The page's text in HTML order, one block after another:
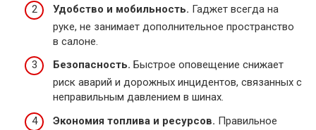
Удобство и мобильность. Гаджет всегда на
руке, не занимает дополнительное пространство
в салоне.
Безопасность. Быстрое оповещение снижает
риск аварий и дорожных инцидентов, связанных с
неправильным давлением в шинах.
Экономия топлива и ресурсов. Правильное